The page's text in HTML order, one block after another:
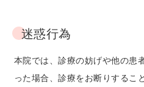
迷惑行為
本院では、診療の妨げや他の患
った場合、診療をお断りするこ